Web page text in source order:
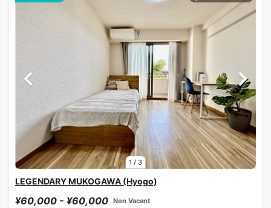
1 / 3
LEGENDARY MUKOGAWA (Hyogo)
¥60,000 - ¥60,000 Non Vacant